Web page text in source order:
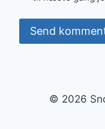
© 2026